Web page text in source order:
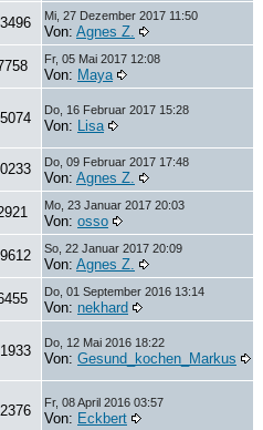
Mi, 27 Dezember 2017 11:50
Von: Agnes Z.
Fr, 05 Mai 2017 12:08
Von: Maya
Do, 16 Februar 2017 15:28
Von: Lisa
Do, 09 Februar 2017 17:48
Von: Agnes Z.
Mo, 23 Januar 2017 20:03
Von: osso
So, 22 Januar 2017 20:09
Von: Agnes Z.
Do, 01 September 2016 13:14
Von: nekhard
Do, 12 Mai 2016 18:22
Von: Gesund_kochen_Markus
Fr, 08 April 2016 03:57
Von: Eckbert